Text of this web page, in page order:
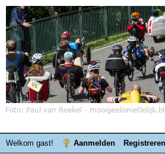
Welkom gast! Aanmelden Registreren